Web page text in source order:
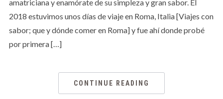
amatriciana y enamórate de su simpleza y gran sabor. El
2018 estuvimos unos días de viaje en Roma, Italia [Viajes con
sabor; que y dónde comer en Roma] y fue ahí donde probé
por primera […]
CONTINUE READING